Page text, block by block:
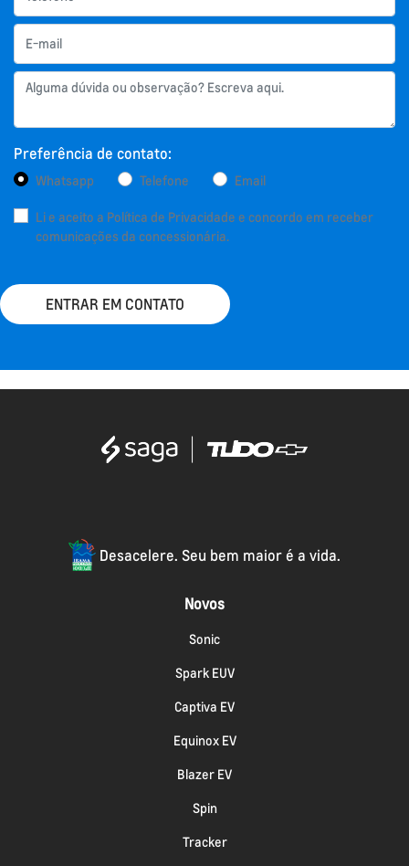
Preferência de contato:
Whatsapp Telefone Email
Li e aceito a Política de Privacidade e concordo em receber
comunicações da concessionária.
ENTRAR EM CONTATO
Desacelere. Seu bem maior é a vida.
Novos
Sonic
Spark EUV
Captiva EV
Equinox EV
Blazer EV
Spin
Tracker